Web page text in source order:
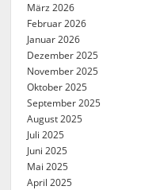
März 2026
Februar 2026
Januar 2026
Dezember 2025
November 2025
Oktober 2025
September 2025
August 2025
Juli 2025
Juni 2025
Mai 2025
April 2025